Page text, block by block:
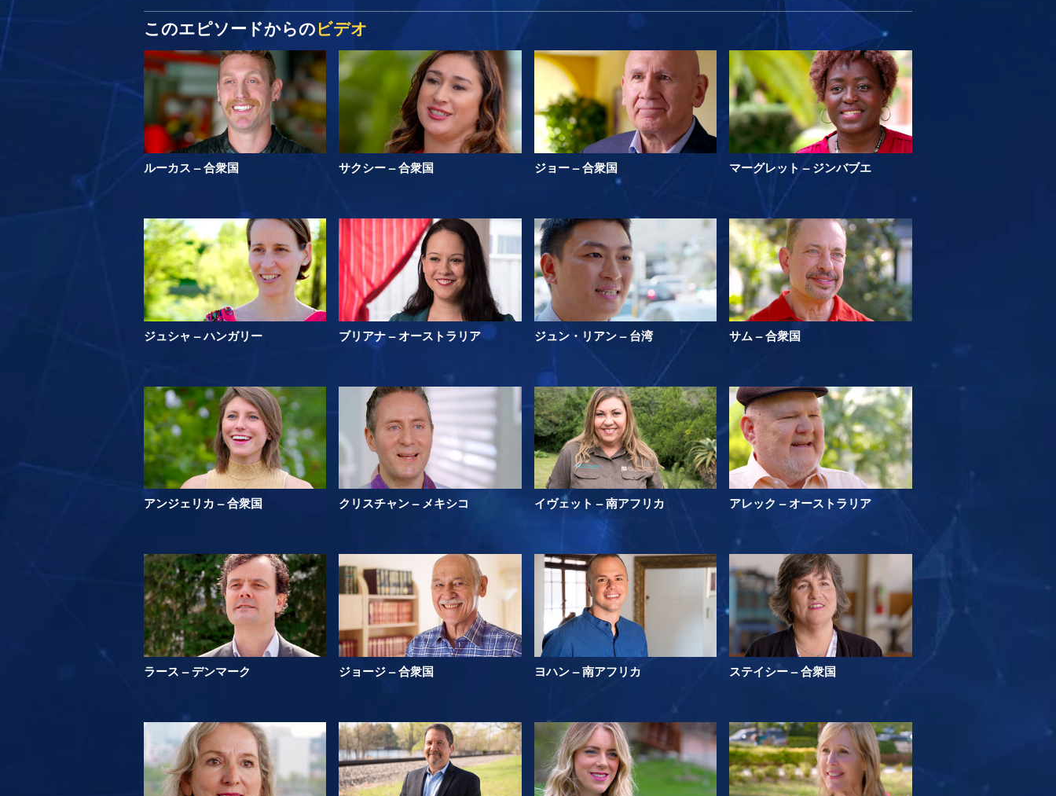
このエピソードからのビデオ
ルーカス – 合衆国 サクシー – 合衆国 ジョー – 合衆国 マーグレット – ジンバブエ
ジュシャ – ハンガリー ブリアナ – オーストラリア ジュン・リアン – 台湾 サム – 合衆国
アンジェリカ – 合衆国 クリスチャン – メキシコ イヴェット – 南アフリカ アレック – オーストラリア
ラース – デンマーク ジョージ – 合衆国 ヨハン – 南アフリカ ステイシー – 合衆国